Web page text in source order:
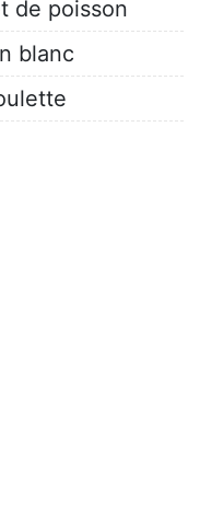
de poisson
blanc